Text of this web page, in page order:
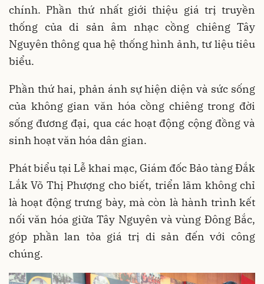
chính. Phần thứ nhất giới thiệu giá trị truyền
thống của di sản âm nhạc cồng chiêng Tây
Nguyên thông qua hệ thống hình ảnh, tư liệu tiêu
biểu.
Phần thứ hai, phản ánh sự hiện diện và sức sống
của không gian văn hóa cồng chiêng trong đời
sống đương đại, qua các hoạt động cộng đồng và
sinh hoạt văn hóa dân gian.
Phát biểu tại Lễ khai mạc, Giám đốc Bảo tàng Đắk
Lắk Võ Thị Phượng cho biết, triển lãm không chỉ
là hoạt động trưng bày, mà còn là hành trình kết
nối văn hóa giữa Tây Nguyên và vùng Đông Bắc,
góp phần lan tỏa giá trị di sản đến với công
chúng.